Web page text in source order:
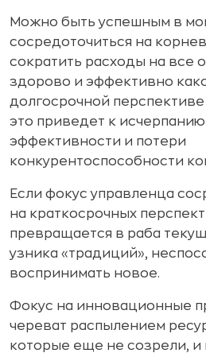
Можно быть успешным в
сосредоточиться на
сократить расходы на все
здорово и эффективно
долгосрочной
это приведет к
эффективности и потери
конкурентоспособности
Если фокус управленца
на краткосрочных
превращается в раба
узника «традиций»,
воспринимать новое.
Фокус на инновационные
череват распылением
которые еще не созрели, и